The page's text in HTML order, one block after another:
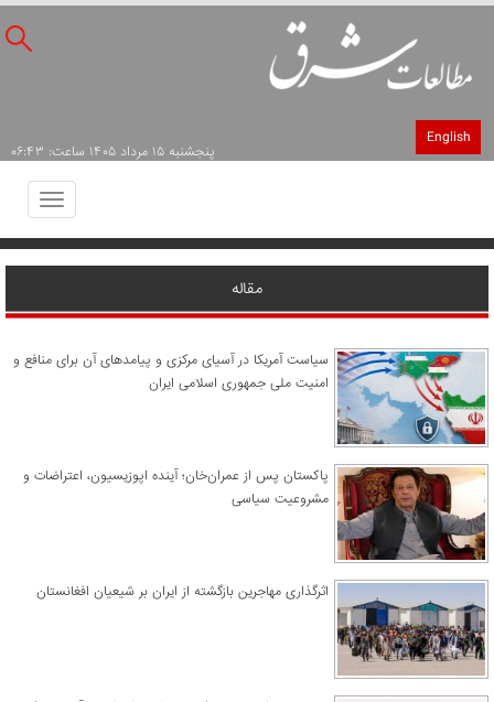
English
پنجشنبه ۱۵ مرداد ۱۴۰۵ ساعت: ۰۶:۴۳
Toggle
مقاله
سیاست آمریکا در آسیای مرکزی و پیامدهای آن برای منافع و
امنیت ملی جمهوری اسلامی ایران
پاکستان پس از عمران‌خان؛ آینده اپوزیسیون، اعتراضات و
مشروعیت سیاسی
اثرگذاری مهاجرین بازگشته از ایران بر شیعیان افغانستان